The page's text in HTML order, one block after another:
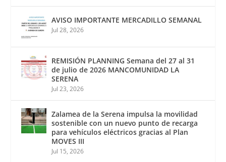
AVISO IMPORTANTE MERCADILLO SEMANAL
Jul 28, 2026
REMISIÓN PLANNING Semana del 27 al 31
de julio de 2026 MANCOMUNIDAD LA
SERENA
Jul 23, 2026
Zalamea de la Serena impulsa la movilidad
sostenible con un nuevo punto de recarga
para vehículos eléctricos gracias al Plan
MOVES III
Jul 15, 2026